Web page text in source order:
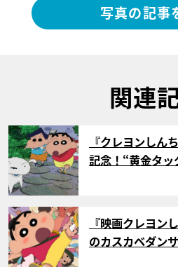
写真の記事
関連
サムネイル
『クレヨンしん
記念！“黄金タ
サムネイル
『映画クレヨン
のカスカベダン